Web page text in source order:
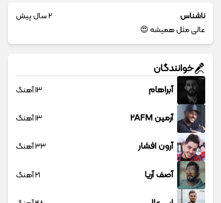
ناشناس
2 سال پیش
عالی مثل همیشه 😍
خوانندگان
آبراهام 13 آهنگ
آرمین 2AFM 13 آهنگ
آرون افشار 33 آهنگ
آصف آریا 21 آهنگ